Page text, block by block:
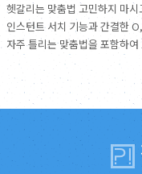
헷갈리는 맞춤법 고민하지 마
인스턴트 서치 기능과 간결한
자주 틀리는 맞춤법을 포함하